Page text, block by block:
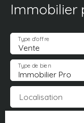
Acheter Louer
Immobilier
Vente
Type d'offre
Immobilier Pro
Type de bien
Localisation